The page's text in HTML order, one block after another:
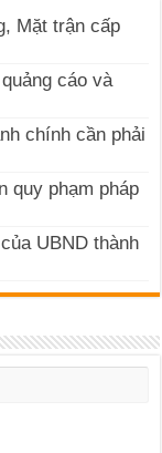
Mặt trận cấp
cáo và
chính cần phải
quy phạm pháp
UBND thành